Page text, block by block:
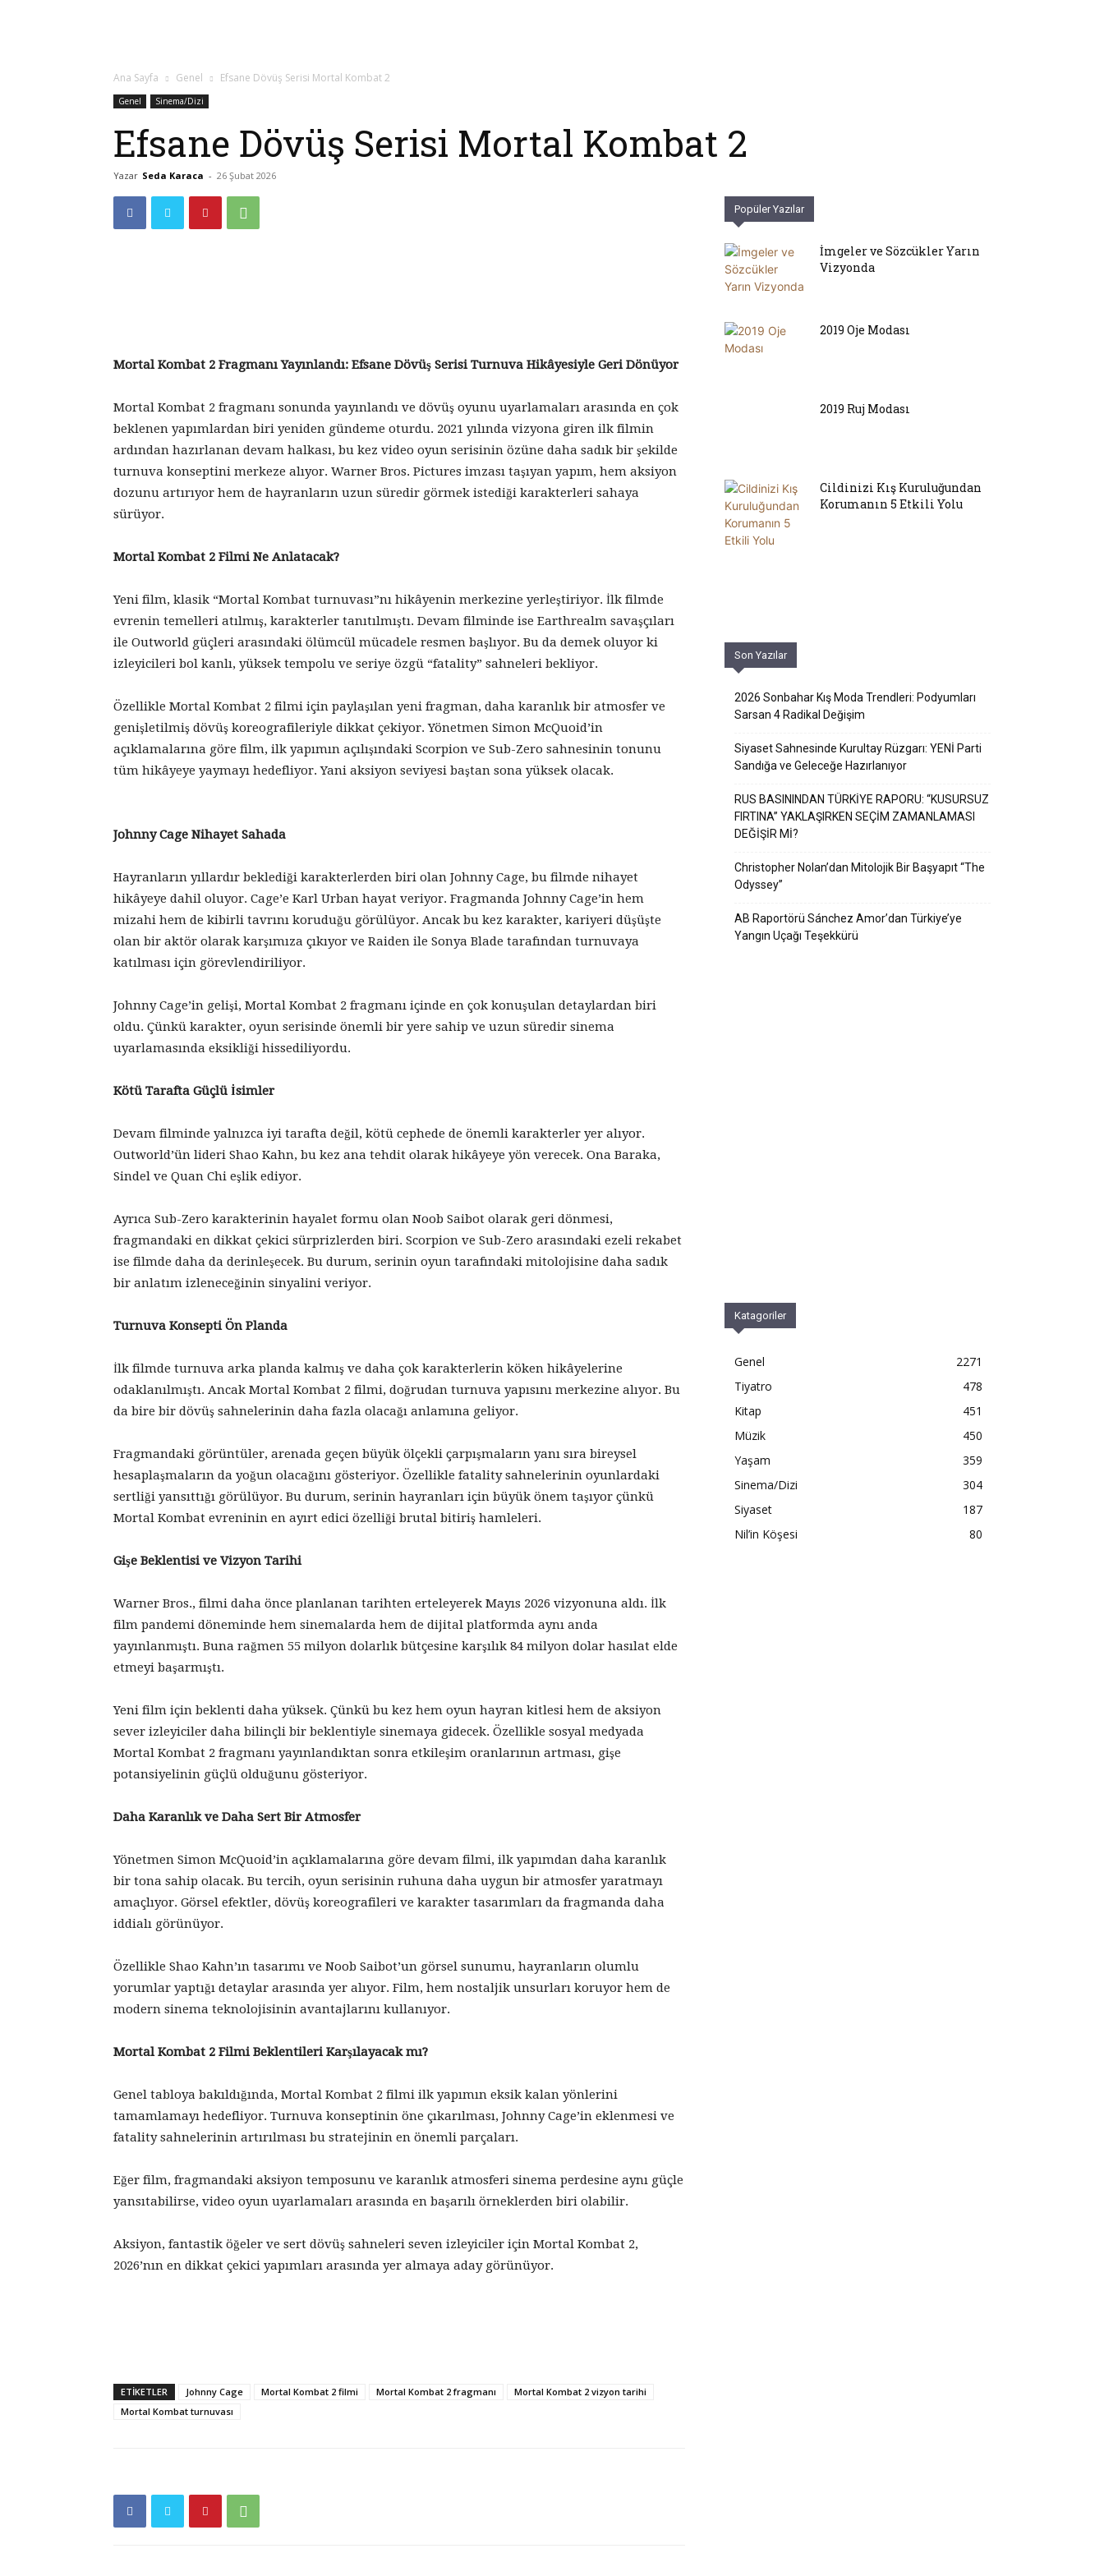
Ana Sayfa Genel Efsane Dövüş Serisi Mortal Kombat 2
Genel Sinema/Dizi
Efsane Dövüş Serisi Mortal Kombat 2
Yazar Seda Karaca - 26 Şubat 2026
Mortal Kombat 2 Fragmanı Yayınlandı: Efsane Dövüş Serisi Turnuva Hikâyesiyle Geri Dönüyor
Mortal Kombat 2 fragmanı sonunda yayınlandı ve dövüş oyunu uyarlamaları arasında en çok
beklenen yapımlardan biri yeniden gündeme oturdu. 2021 yılında vizyona giren ilk filmin
ardından hazırlanan devam halkası, bu kez video oyun serisinin özüne daha sadık bir şekilde
turnuva konseptini merkeze alıyor. Warner Bros. Pictures imzası taşıyan yapım, hem aksiyon
dozunu artırıyor hem de hayranların uzun süredir görmek istediği karakterleri sahaya
sürüyor.
Mortal Kombat 2 Filmi Ne Anlatacak?
Yeni film, klasik “Mortal Kombat turnuvası”nı hikâyenin merkezine yerleştiriyor. İlk filmde
evrenin temelleri atılmış, karakterler tanıtılmıştı. Devam filminde ise Earthrealm savaşçıları
ile Outworld güçleri arasındaki ölümcül mücadele resmen başlıyor. Bu da demek oluyor ki
izleyicileri bol kanlı, yüksek tempolu ve seriye özgü “fatality” sahneleri bekliyor.
Özellikle Mortal Kombat 2 filmi için paylaşılan yeni fragman, daha karanlık bir atmosfer ve
genişletilmiş dövüş koreografileriyle dikkat çekiyor. Yönetmen Simon McQuoid’in
açıklamalarına göre film, ilk yapımın açılışındaki Scorpion ve Sub-Zero sahnesinin tonunu
tüm hikâyeye yaymayı hedefliyor. Yani aksiyon seviyesi baştan sona yüksek olacak.
Johnny Cage Nihayet Sahada
Hayranların yıllardır beklediği karakterlerden biri olan Johnny Cage, bu filmde nihayet
hikâyeye dahil oluyor. Cage’e Karl Urban hayat veriyor. Fragmanda Johnny Cage’in hem
mizahi hem de kibirli tavrını koruduğu görülüyor. Ancak bu kez karakter, kariyeri düşüşte
olan bir aktör olarak karşımıza çıkıyor ve Raiden ile Sonya Blade tarafından turnuvaya
katılması için görevlendiriliyor.
Johnny Cage’in gelişi, Mortal Kombat 2 fragmanı içinde en çok konuşulan detaylardan biri
oldu. Çünkü karakter, oyun serisinde önemli bir yere sahip ve uzun süredir sinema
uyarlamasında eksikliği hissediliyordu.
Kötü Tarafta Güçlü İsimler
Devam filminde yalnızca iyi tarafta değil, kötü cephede de önemli karakterler yer alıyor.
Outworld’ün lideri Shao Kahn, bu kez ana tehdit olarak hikâyeye yön verecek. Ona Baraka,
Sindel ve Quan Chi eşlik ediyor.
Ayrıca Sub-Zero karakterinin hayalet formu olan Noob Saibot olarak geri dönmesi,
fragmandaki en dikkat çekici sürprizlerden biri. Scorpion ve Sub-Zero arasındaki ezeli rekabet
ise filmde daha da derinleşecek. Bu durum, serinin oyun tarafındaki mitolojisine daha sadık
bir anlatım izleneceğinin sinyalini veriyor.
Turnuva Konsepti Ön Planda
İlk filmde turnuva arka planda kalmış ve daha çok karakterlerin köken hikâyelerine
odaklanılmıştı. Ancak Mortal Kombat 2 filmi, doğrudan turnuva yapısını merkezine alıyor. Bu
da bire bir dövüş sahnelerinin daha fazla olacağı anlamına geliyor.
Fragmandaki görüntüler, arenada geçen büyük ölçekli çarpışmaların yanı sıra bireysel
hesaplaşmaların da yoğun olacağını gösteriyor. Özellikle fatality sahnelerinin oyunlardaki
sertliği yansıttığı görülüyor. Bu durum, serinin hayranları için büyük önem taşıyor çünkü
Mortal Kombat evreninin en ayırt edici özelliği brutal bitiriş hamleleri.
Gişe Beklentisi ve Vizyon Tarihi
Warner Bros., filmi daha önce planlanan tarihten erteleyerek Mayıs 2026 vizyonuna aldı. İlk
film pandemi döneminde hem sinemalarda hem de dijital platformda aynı anda
yayınlanmıştı. Buna rağmen 55 milyon dolarlık bütçesine karşılık 84 milyon dolar hasılat elde
etmeyi başarmıştı.
Yeni film için beklenti daha yüksek. Çünkü bu kez hem oyun hayran kitlesi hem de aksiyon
sever izleyiciler daha bilinçli bir beklentiyle sinemaya gidecek. Özellikle sosyal medyada
Mortal Kombat 2 fragmanı yayınlandıktan sonra etkileşim oranlarının artması, gişe
potansiyelinin güçlü olduğunu gösteriyor.
Daha Karanlık ve Daha Sert Bir Atmosfer
Yönetmen Simon McQuoid’in açıklamalarına göre devam filmi, ilk yapımdan daha karanlık
bir tona sahip olacak. Bu tercih, oyun serisinin ruhuna daha uygun bir atmosfer yaratmayı
amaçlıyor. Görsel efektler, dövüş koreografileri ve karakter tasarımları da fragmanda daha
iddialı görünüyor.
Özellikle Shao Kahn’ın tasarımı ve Noob Saibot’un görsel sunumu, hayranların olumlu
yorumlar yaptığı detaylar arasında yer alıyor. Film, hem nostaljik unsurları koruyor hem de
modern sinema teknolojisinin avantajlarını kullanıyor.
Mortal Kombat 2 Filmi Beklentileri Karşılayacak mı?
Genel tabloya bakıldığında, Mortal Kombat 2 filmi ilk yapımın eksik kalan yönlerini
tamamlamayı hedefliyor. Turnuva konseptinin öne çıkarılması, Johnny Cage’in eklenmesi ve
fatality sahnelerinin artırılması bu stratejinin en önemli parçaları.
Eğer film, fragmandaki aksiyon temposunu ve karanlık atmosferi sinema perdesine aynı güçle
yansıtabilirse, video oyun uyarlamaları arasında en başarılı örneklerden biri olabilir.
Aksiyon, fantastik öğeler ve sert dövüş sahneleri seven izleyiciler için Mortal Kombat 2,
2026’nın en dikkat çekici yapımları arasında yer almaya aday görünüyor.
ETIKETLER Johnny Cage Mortal Kombat 2 filmi Mortal Kombat 2 fragmanı
Mortal Kombat 2 vizyon tarihi
Mortal Kombat turnuvası
Popüler Yazılar
İmgeler ve Sözcükler Yarın
Vizyonda
2019 Oje Modası
2019 Ruj Modası
Cildinizi Kış Kuruluğundan
Korumanın 5 Etkili Yolu
Son Yazılar
2026 Sonbahar Kış Moda Trendleri: Podyumları
Sarsan 4 Radikal Değişim
Siyaset Sahnesinde Kurultay Rüzgarı: YENİ Parti
Sandığa ve Geleceğe Hazırlanıyor
RUS BASININDAN TÜRKİYE RAPORU: “KUSURSUZ
FIRTINA” YAKLAŞIRKEN SEÇİM ZAMANLAMASI
DEĞİŞİR Mİ?
Christopher Nolan’dan Mitolojik Bir Başyapıt “The
Odyssey”
AB Raportörü Sánchez Amor’dan Türkiye’ye
Yangın Uçağı Teşekkürü
Katagoriler
Genel
2271
Tiyatro
478
Kitap
451
Müzik
450
Yaşam
359
Sinema/Dizi
304
Siyaset
187
Nil’in Köşesi
80